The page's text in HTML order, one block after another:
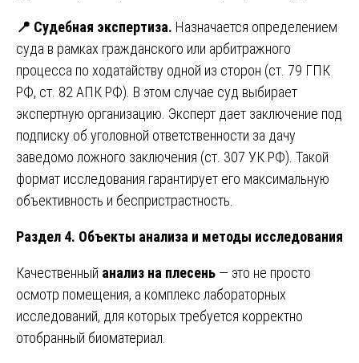
📍 Судебная экспертиза. Назначается определением
суда в рамках гражданского или арбитражного
процесса по ходатайству одной из сторон (ст. 79 ГПК
РФ, ст. 82 АПК РФ). В этом случае суд выбирает
экспертную организацию. Эксперт дает заключение под
подписку об уголовной ответственности за дачу
заведомо ложного заключения (ст. 307 УК РФ). Такой
формат исследования гарантирует его максимальную
объективность и беспристрастность.
Раздел 4. Объекты анализа и методы исследования
Качественный анализ на плесень — это не просто
осмотр помещения, а комплекс лабораторных
исследований, для которых требуется корректно
отобранный биоматериал.